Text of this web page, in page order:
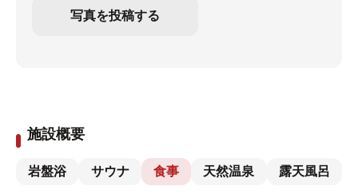
写真を投稿する
施設概要
岩盤浴 サウナ 食事 天然温泉 露天風呂